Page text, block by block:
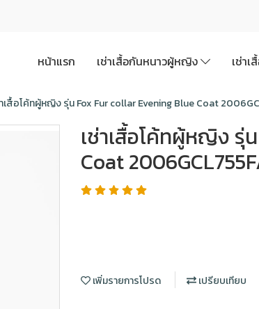
หน้าแรก เช่าเสื้อกันหนาวผู้หญิง เช่า
เสื้อโค้ทผู้หญิง รุ่น Fox Fur collar Evening Blue Coat
เช่าเสื้อโค้ทผู้หญิง รุ่
Coat
เพิ่มรายการโปรด เปรียบเทียบ